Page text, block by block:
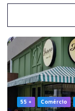
55 + Comércio